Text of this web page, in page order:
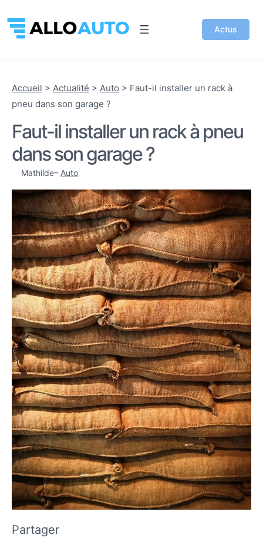
Actus
Accueil > Actualité > Auto > Faut-il installer un rack à
pneu dans son garage ?
Faut-il installer un rack à pneu
dans son garage ?
Mathilde– Auto
Partager